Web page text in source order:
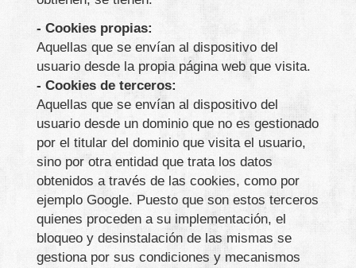
- Cookies propias:
Aquellas que se envían al dispositivo del
usuario desde la propia página web que visita.
- Cookies de terceros:
Aquellas que se envían al dispositivo del
usuario desde un dominio que no es gestionado
por el titular del dominio que visita el usuario,
sino por otra entidad que trata los datos
obtenidos a través de las cookies, como por
ejemplo Google. Puesto que son estos terceros
quienes proceden a su implementación, el
bloqueo y desinstalación de las mismas se
gestiona por sus condiciones y mecanismos